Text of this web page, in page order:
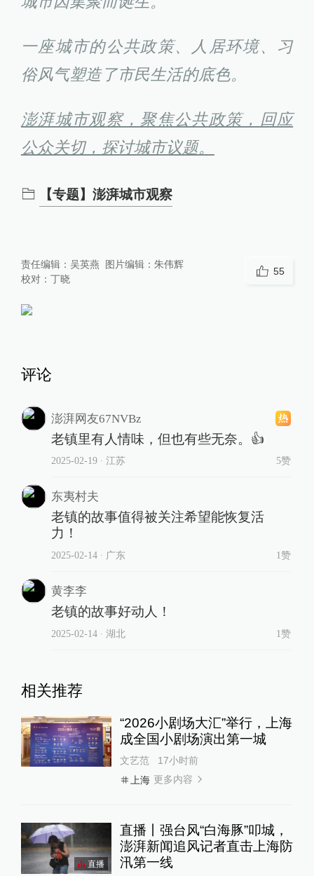
一座城市的公共政策、人居环境、习
俗风气塑造了市民生活的底色。
澎湃城市观察，聚焦公共政策，回应
公众关切，探讨城市议题。
【专题】澎湃城市观察
责任编辑： 吴英燕 图片编辑： 朱伟辉
校对： 丁晓
55
评论
澎湃网友67NVBz
老镇里有人情味，但也有些无奈。👍
2025-02-19∙ 江苏 5赞
东夷村夫
老镇的故事值得被关注希望能恢复活
力！
2025-02-14∙ 广东 1赞
黄李李
老镇的故事好动人！
2025-02-14∙ 湖北 1赞
相关推荐
“2026小剧场大汇”举行，上海
成全国小剧场演出第一城
文艺范
17小时前
上海 更多内容
直播
直播丨强台风“白海豚”叩城，
澎湃新闻追风记者直击上海防
汛第一线